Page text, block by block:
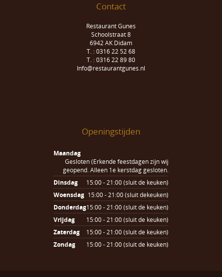
Contact
Restaurant Gunes
Schoolstraat 8
6942 AK Didam
T. : 0316 22 52 68
T. : 0316 22 89 80
Info@restaurantgunes.nl
Openingstijden
Maandag
Gesloten (Erkende feestdagen zijn wij
geopend. Alleen 1e kerstdag gesloten.
Dinsdag
15:00 - 21:00 (sluit de keuken)
Woensdag 15:00 - 21:00 (sluit dekeuken)
Donderdag15:00 - 21:00 (sluit de keuken)
Vrijdag
15:00 - 21:00 (sluit de keuken)
Zaterdag
15:00 - 21:00 (sluit de keuken)
Zondag
15:00 - 21:00 (sluit de keuken)